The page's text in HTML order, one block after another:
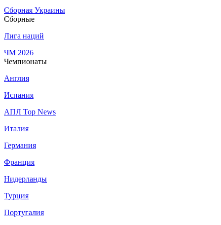
Сборная Украины
Сборные
Лига наций
ЧМ 2026
Чемпионаты
Англия
Испания
АПЛ Top News
Италия
Германия
Франция
Нидерланды
Турция
Португалия